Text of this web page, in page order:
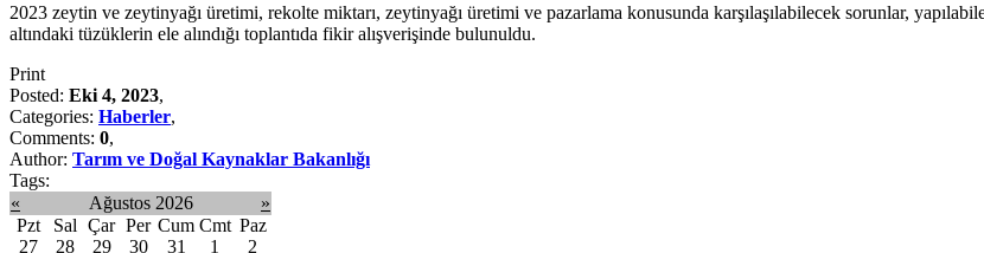
2023 zeytin ve zeytinyağı üretimi, rekolte miktarı, zeytinyağı üretimi ve pazarlama konusunda karşılaşılabilecek sorunlar,
altındaki tüzüklerin ele alındığı toplantıda fikir alışverişinde bulunuldu.
Print
Posted: Eki 4, 2023,
Categories: Haberler,
Comments: 0,
Author: Tarım ve Doğal Kaynaklar Bakanlığı
Tags:
«
Ağustos 2026
»
Pzt
Sal Çar Per Cum Cmt Paz
27
28 29 30 31 1
2